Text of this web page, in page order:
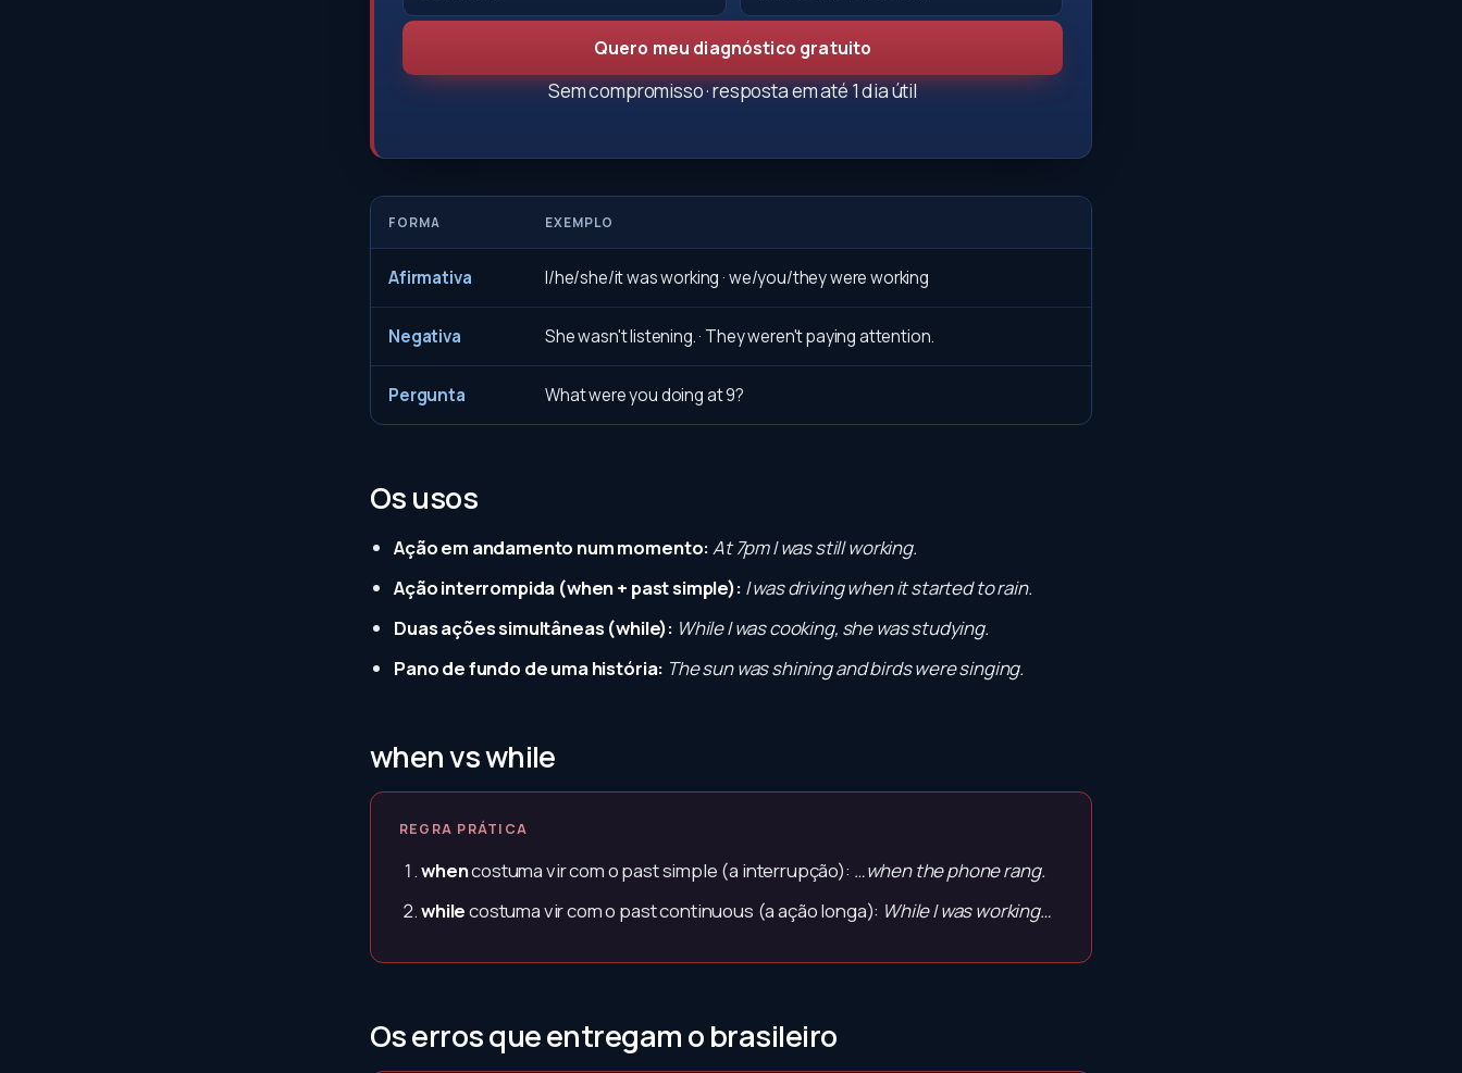
Quero meu diagnóstico gratuito
Sem compromisso · resposta em até 1 dia útil
FORMA EXEMPLO
Afirmativa I/he/she/it was working · we/you/they were working
Negativa She wasn't listening. · They weren't paying attention.
Pergunta What were you doing at 9?
Os usos
Ação em andamento num momento:At 7pm I was still working.
Ação interrompida (when + past simple): I was driving when it started to rain.
Duas ações simultâneas (while): While I was cooking, she was studying.
Pano de fundo de uma história: The sun was shining and birds were singing.
when vs while
REGRA PRÁTICA
whencostuma vir com o past simple (a interrupção): …when the phone rang.
whilecostuma vir com o past continuous (a ação longa): While I was working…
Os erros que entregam o brasileiro